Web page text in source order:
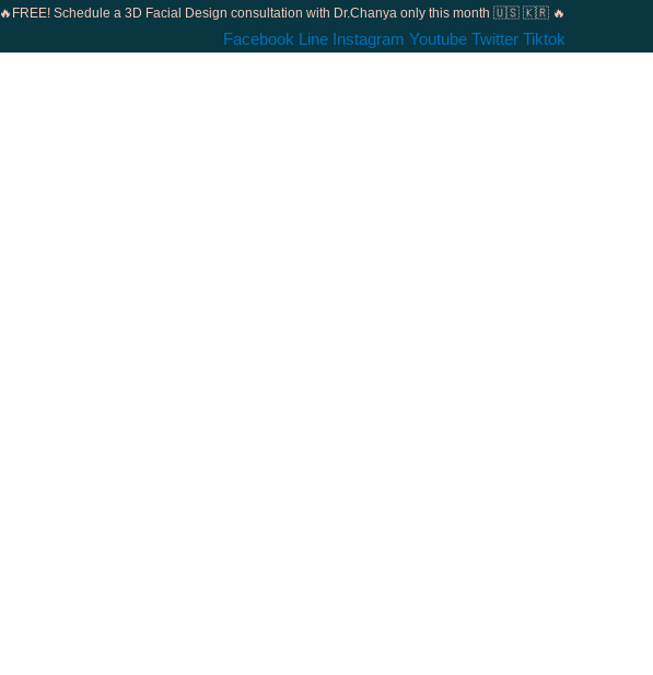
🔥FREE! Schedule a 3D Facial Design consultation with Dr.Chanya only this month 🇺🇸 🇰🇷 🔥
Facebook Line Instagram Youtube Twitter Tiktok